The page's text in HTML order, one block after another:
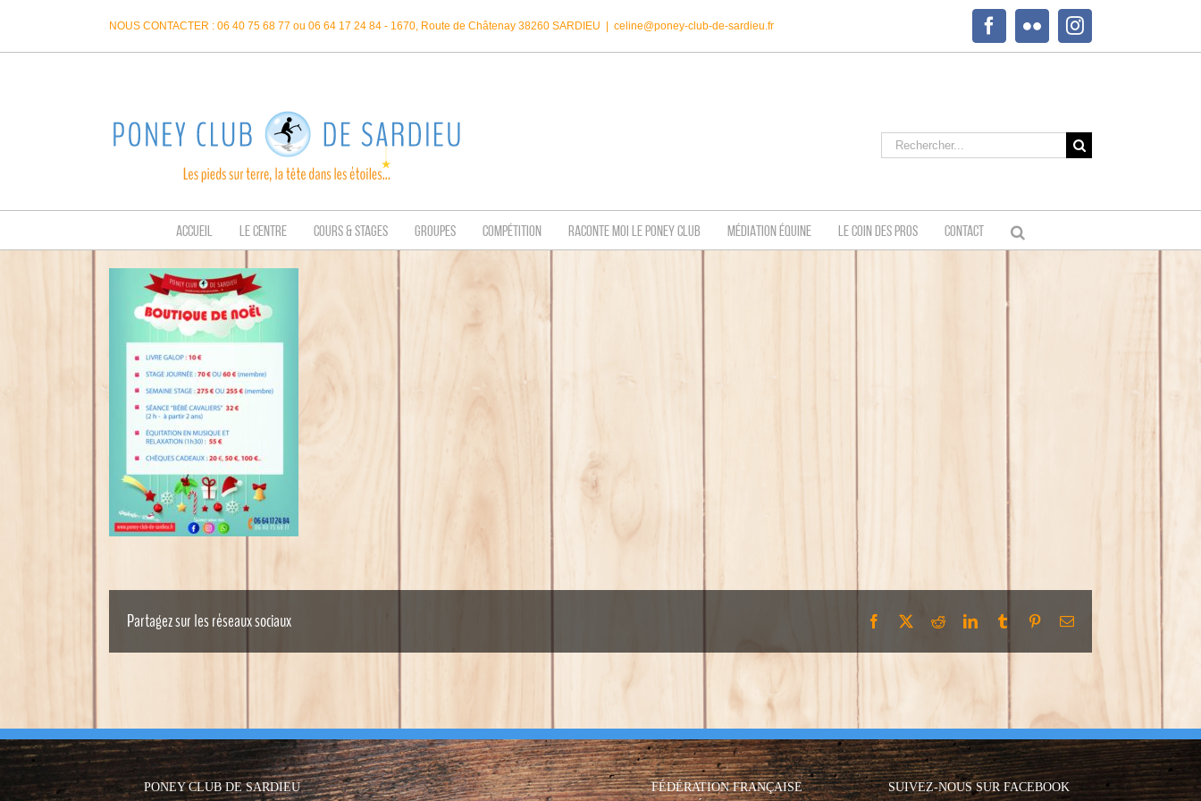
NOUS CONTACTER : 06 40 75 68 77 ou 06 64 17 24 84 - 1670, Route de Châtenay 38260 SARDIEU celine@poney-club-de-sardieu.fr FacebookFlickrInstagram
Rechercher:
ACCUEIL LE CENTRE COURS & STAGES GROUPES COMPÉTITION RACONTE MOI LE PONEY CLUB MÉDIATION ÉQUINE LE COIN DES PROS CONTACT
Partagez sur les réseaux sociaux Facebook RedditLinkedInTumblr PinterestEmail
PONEY CLUB DE SARDIEU
FÉDÉRATION FRANÇAISE
SUIVEZ-NOUS SUR FACEBOOK